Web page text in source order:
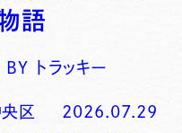
語
BY トラッキー
区 2026.07.29